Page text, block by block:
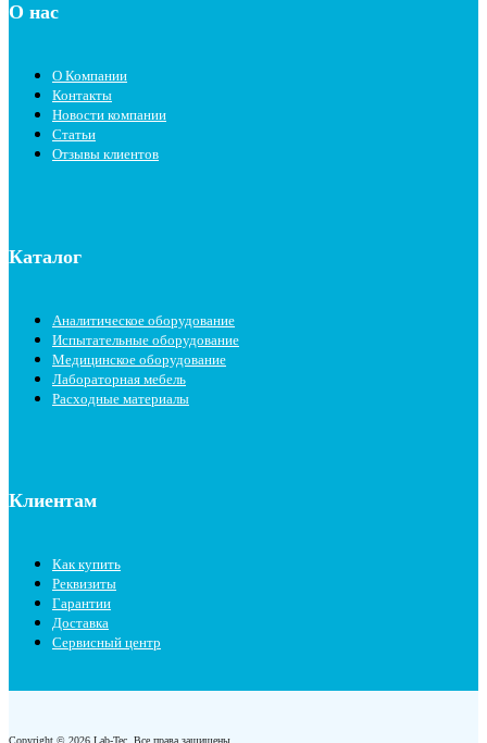
О нас
О Компании
Контакты
Новости компании
Статьи
Отзывы клиентов
Каталог
Аналитическое оборудование
Испытательные оборудование
Медицинское оборудование
Лабораторная мебель
Расходные материалы
Клиентам
Как купить
Реквизиты
Гарантии
Доставка
Сервисный центр
Copyright © 2026 Lab-Tec. Все права защищены.